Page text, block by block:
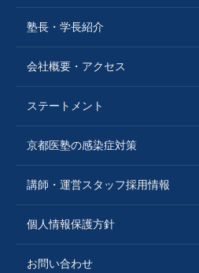
塾長・学長紹介
会社概要・アクセス
ステートメント
京都医塾の感染症対策
講師・運営スタッフ採用情報
個人情報保護方針
お問い合わせ